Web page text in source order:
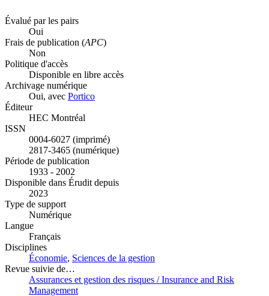
Évalué par les pairs
Oui
Frais de publication (APC)
Non
Politique d'accès
Disponible en libre accès
Archivage numérique
Oui, avec Portico
Éditeur
HEC Montréal
ISSN
0004-6027 (imprimé)
2817-3465 (numérique)
Période de publication
1933 - 2002
Disponible dans Érudit depuis
2023
Type de support
Numérique
Langue
Français
Disciplines
Économie, Sciences de la gestion
Revue suivie de…
Assurances et gestion des risques / Insurance and Risk
Management